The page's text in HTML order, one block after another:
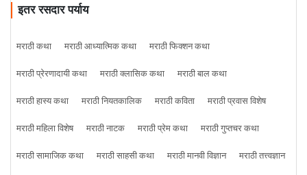
इतर रसदार पर्याय
मराठी कथा मराठी आध्यात्मिक कथा
मराठी फिक्शन कथा
मराठी प्रेरणादायी कथा
मराठी क्लासिक कथा
मराठी बाल कथा
मराठी हास्य कथा
मराठी नियतकालिक मराठी कविता
मराठी प्रवास विशेष
मराठी महिला विशेष
मराठी नाटक मराठी प्रेम कथा
मराठी गुप्तचर कथा
मराठी सामाजिक कथा
मराठी साहसी कथा मराठी मानवी विज्ञान
मराठी तत्त्वज्ञान